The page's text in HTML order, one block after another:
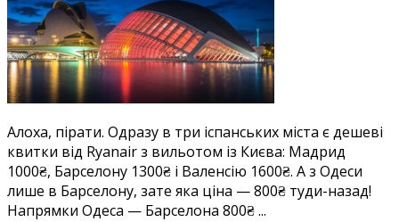
Іспаніїї
з
Одеси
та
Києва:
800₴,
Мадрид
1000₴,
Валенсія
1600₴.
Алоха, пірати. Одразу в три іспанських міста є дешеві
квитки від Ryanair з вильотом із Києва: Мадрид
1000₴, Барселону 1300₴ і Валенсію 1600₴. А з Одеси
лише в Барселону, зате яка ціна — 800₴ туди-назад!
Напрямки Одеса — Барселона 800₴ ...